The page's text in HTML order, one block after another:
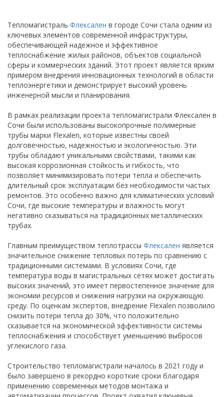
Тепломагистраль Флексален в городе Сочи стала одним из
ключевых элементов современной инфраструктуры,
обеспечивающей надежное и эффективное
теплоснабжение жилых районов, объектов социальной
сферы и коммерческих зданий. Этот проект является ярким
примером внедрения инновационных технологий в области
теплоэнергетики и демонстрирует высокий уровень
инженерной мысли и планирования.
В рамках реализации проекта тепломагистрали Флексален в
Сочи были использованы высокопрочные полимерные
трубы марки Flexalen, которые известны своей
долговечностью, надежностью и экологичностью. Эти
трубы обладают уникальными свойствами, такими как
высокая коррозионная стойкость и гибкость, что
позволяет минимизировать потери тепла и обеспечить
длительный срок эксплуатации без необходимости частых
ремонтов. Это особенно важно для климатических условий
Сочи, где высокие температуры и влажность могут
негативно сказываться на традиционных металлических
трубах.
Главным преимуществом теплотрассы Флексален является
значительное снижение тепловых потерь по сравнению с
традиционными системами. В условиях Сочи, где
температура воды в магистральных сетях может достигать
высоких значений, это имеет первостепенное значение для
экономии ресурсов и снижения нагрузки на окружающую
среду. По оценкам экспертов, внедрение Flexalen позволило
снизить потери тепла до 30%, что положительно
сказывается на экономической эффективности системы
теплоснабжения и способствует уменьшению выбросов
углекислого газа.
Строительство тепломагистрали началось в 2021 году и
было завершено в рекордно короткие сроки благодаря
применению современных методов монтажа и